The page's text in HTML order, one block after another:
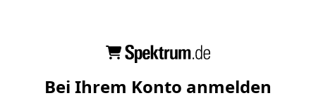
Bei Ihrem Konto anmelden